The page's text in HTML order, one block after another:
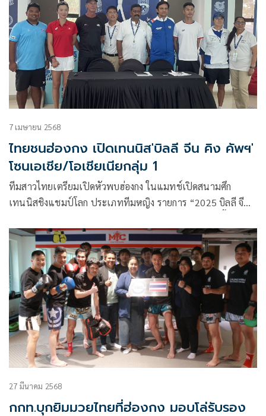
ประจำปี 2568 ภายใต้ชื่อ “Thai Festival: Songkran 2025”
7 เมษายน 2568
ไทยชนฮ่องกง เปิดเทนนิส'บิลลี จีน คิง คัพฯ'
โซนเอเชีย/โอเชียเนียกลุ่ม 1
ทีมสาวไทยเตรียมเปิดหัวพบฮ่องกง ในแมทช์เปิดสนามศึก
เทนนิสชิงแชมป์โลก ประเภททีมหญิง รายการ “2025 บิลลี จีน
15.30 น. ตามเวลาท้องถิ่น ซึ่งช้ากว่าไทย 2 ชม. ด้านนักหวดไทย
พลังกายและพลังใจเกินร้อย พร้อมลงสนามแล้ว หลังได้รับ
ประทานอาหารไทยที่รสชาติคุ้นเคย แถมลงซ้อมและปรับตัวได้ดี
กับสภาพสนามและบรรยากาศ
27 มีนาคม 2568
กกท.บุกยิมมวยไทยที่ฮ่องกง มอบโล่รับรอง